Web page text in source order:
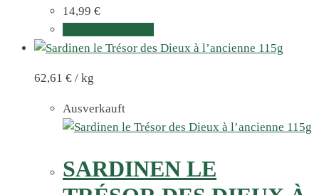
14,99 €
62,61 € / kg
Ausverkauft
SARDINEN LE